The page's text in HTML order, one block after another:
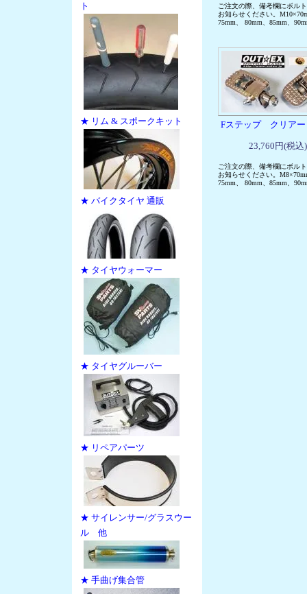
ト
★ リム & スポークキット
★ バイクタイヤ 通販
★ タイヤウォーマー
★ タイヤグルーバー
★ リペアパーツ
★ サイレンサー/グラスウー
ル 他
★ 手曲げ集合管
ご注文の際、備考欄にボル
お知らせください。
75mm、 80mm、85mm、
Fステップ クリアー
23,760円(税込)
ご注文の際、備考欄にボル
お知らせください。
75mm、 80mm、85mm、